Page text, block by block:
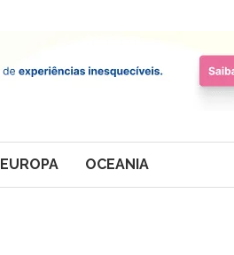
EUROPA OCEANIA